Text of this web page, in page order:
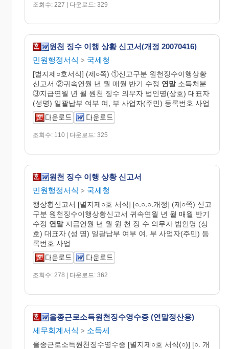
조회수: 227 | 다운로드: 329
원천 징수 이행 상황 신고서(개정 20070416)
민원행정서식 > 국세청
[별지제○호서식] (제○쪽) ①신고구분 원천징수이행상황
신고서 ②귀속연월 년 월 매월 반기 수정 연말소득처분
③지급연월 년 월 원천 징수 의무자 법인명(상호) 대표자
(성명) 일괄납부 여부 여, 부 사업자(주민) 등록번호 사업
조회수: 110 | 다운로드: 325
원천 징수 이행 상황 신고서
민원행정서식 > 국세청
행상황신고서 [별지제○호 서식] [○.○.○.개정] (제○쪽) 신고
구분 원천징수이행상황신고서 귀속연월 년 월 매월 반기
수정 연말지급연월 년 월 원 천 징 수 의무자 법인명 (상
호) 대표자 (성 명) 일괄납부 여부 여, 부 사업자(주민) 등
록번호 사업
조회수: 278 | 다운로드: 362
을종근로소득원천징수영수증 (연말정산용)
세무회계서식 > 소득세
을종근로소득원천징수영수증 [별지제○호 서식(○)] [○. 개